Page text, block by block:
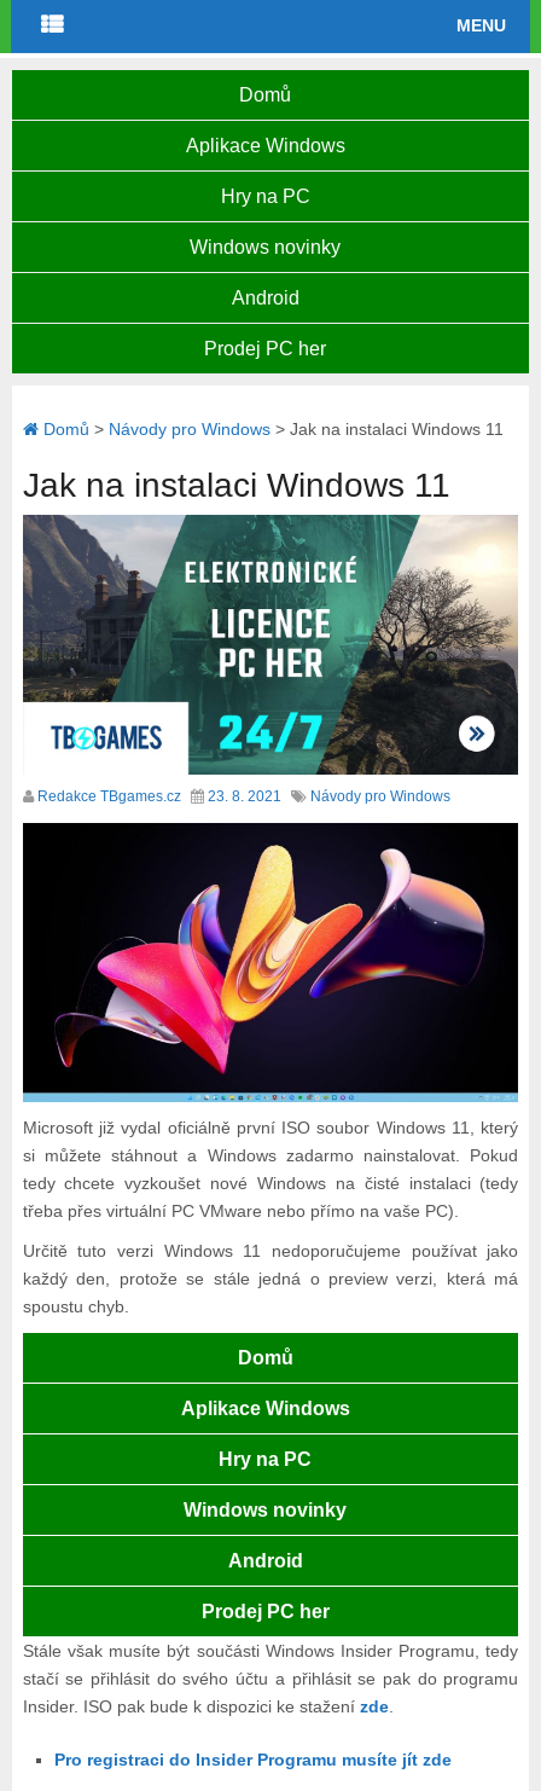
MENU
Domů
Aplikace Windows
Hry na PC
Windows novinky
Android
Prodej PC her
Domů > Návody pro Windows> Jak na instalaci Windows 11
Jak na instalaci Windows 11
Redakce TBgames.cz 23. 8. 2021 Návody pro Windows
Microsoft již vydal oficiálně první ISO soubor Windows 11, který
si můžete stáhnout a Windows zadarmo nainstalovat. Pokud
tedy chcete vyzkoušet nové Windows na čisté instalaci (tedy
třeba přes virtuální PC VMware nebo přímo na vaše PC).
Určitě tuto verzi Windows 11 nedoporučujeme používat jako
každý den, protože se stále jedná o preview verzi, která má
spoustu chyb.
Domů
Aplikace Windows
Hry na PC
Windows novinky
Android
Prodej PC her
Stále však musíte být součásti Windows Insider Programu, tedy
stačí se přihlásit do svého účtu a přihlásit se pak do programu
Insider. ISO pak bude k dispozici ke stažení zde.
Pro registraci do Insider Programu musíte jít zde